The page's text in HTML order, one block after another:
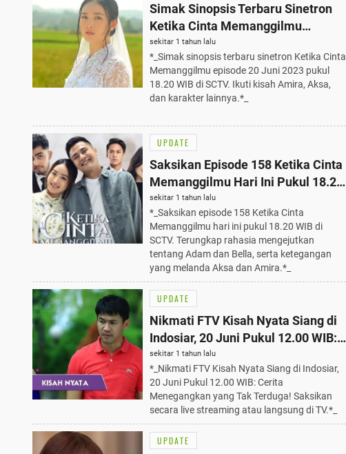
Simak Sinopsis Terbaru Sinetron
Ketika Cinta Memanggilmu
Episode 20 Juni 2023 Pukul 18.20
WIB di SCTV
sekitar 1 tahun lalu
*_Simak sinopsis terbaru sinetron Ketika Cinta
Memanggilmu episode 20 Juni 2023 pukul
18.20 WIB di SCTV. Ikuti kisah Amira, Aksa,
dan karakter lainnya.*_
UPDATE
Saksikan Episode 158 Ketika Cinta
Memanggilmu Hari Ini Pukul 18.20
WIB di SCTV, Terungkap Rahasia
Mengejutkan!
sekitar 1 tahun lalu
*_Saksikan episode 158 Ketika Cinta
Memanggilmu hari ini pukul 18.20 WIB di
SCTV. Terungkap rahasia mengejutkan
tentang Adam dan Bella, serta ketegangan
yang melanda Aksa dan Amira.*_
UPDATE
Nikmati FTV Kisah Nyata Siang di
Indosiar, 20 Juni Pukul 12.00 WIB:
Cerita Menegangkan yang Tak
Terduga!
sekitar 1 tahun lalu
*_Nikmati FTV Kisah Nyata Siang di Indosiar,
20 Juni Pukul 12.00 WIB: Cerita
Menegangkan yang Tak Terduga! Saksikan
secara live streaming atau langsung di TV.*_
UPDATE